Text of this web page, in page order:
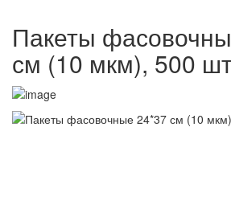
Пакеты
см (10 мкм), 500